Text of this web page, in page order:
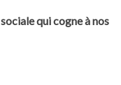
qui cogne à nos